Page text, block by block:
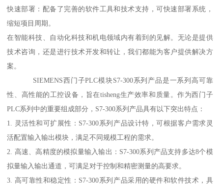
快速部署：配备了完善的软件工具和技术支持，可快速部署系统，
缩短项目周期。
在智能科技、自动化科技和机电领域内有着到的见解。无论是提供
技术咨询，还是进行技术开发和转让，我们都能为客户提供解决方
案。
SIEMENS西门子PLC模块S7-300系列产品是一系列高可靠
性、高性能的工控设备，旨在tisheng生产效率和质量。作为西门子
PLC系列中的重要组成部分，S7-300系列产品具有以下突出特点：
1. 灵活性和可扩展性：S7-300系列产品设计特，可根据客户需求灵
活配置输入输出模块，满足不同规模工程的需求。
2. 高速、高精度的模拟量输入输出：S7-300系列产品支持多达8个模
拟量输入输出通道，可满足对于控制和精密测量的高要求。
3. 高可靠性和稳定性：S7-300系列产品采用的硬件和软件技术，具